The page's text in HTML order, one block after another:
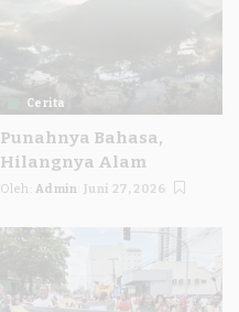
Cerita
Punahnya Bahasa,
Hilangnya Alam
Posted
Oleh: Admin Juni 27, 2026